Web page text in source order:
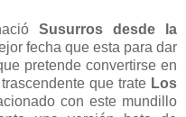
Susurros desde la
fecha que esta para dar
pretende convertirse en
que trate Los
con este mundillo